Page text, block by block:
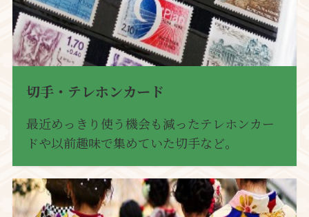
切手・テレホンカード
最近めっきり使う機会も減ったテレホンカー
ドや以前趣味で集めていた切手など。